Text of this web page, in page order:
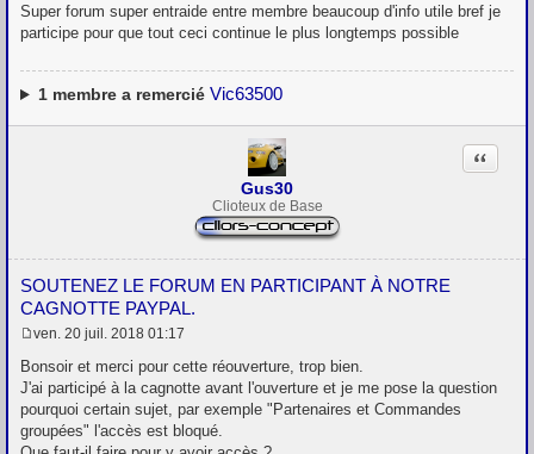
e
s
s
g
e
Super forum super entraide entre membre beaucoup d'info utile bref je
participe pour que tout ceci continue le plus longtemps possible
1membre a remercié Vic63500
Gus30
Clioteux de Base
SOUTENEZ LE FORUM EN PARTICIPANT À NOTRE
CAGNOTTE PAYPAL.
Citation
e
s
s
a
g
e
ven. 20 juil. 2018 01:17
Bonsoir et merci pour cette réouverture, trop bien.
J'ai participé à la cagnotte avant l'ouverture et je me pose la question
pourquoi certain sujet, par exemple "Partenaires et Commandes
groupées" l'accès est bloqué.